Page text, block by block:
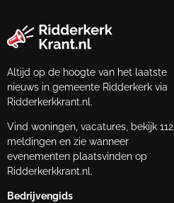
Altijd op de hoogte van het laatste
nieuws in gemeente Ridderkerk via
Ridderkerkkrant.nl.
Vind woningen, vacatures, bekijk 112
meldingen en zie wanneer
evenementen plaatsvinden op
Ridderkerkkrant.nl.
Bedrijvengids